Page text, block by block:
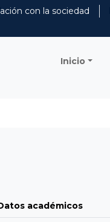
con la sociedad
Inicio
académicos